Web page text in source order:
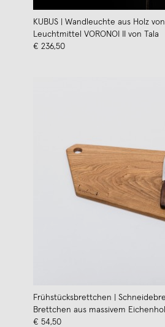
KUBUS | Wandleuchte aus Holz
Leuchtmittel VORONOI II von Tala
€ 236,50
Frühstücksbrettchen |
Brettchen aus massivem
€ 54,50